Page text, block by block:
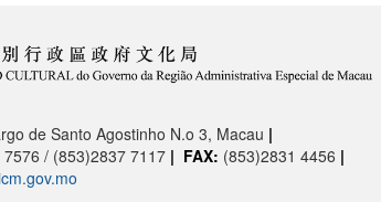
de Santo Agostinho N.o 3, Macau |
/ (853)2837 7117 | FAX: (853)2831 4456 |